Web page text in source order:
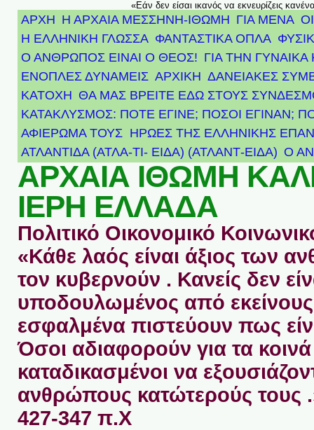
«Εάν δεν είσαι ικανός να εκνευρίζεις
ΑΡΧΗ Η ΑΡΧΑΙΑ ΜΕΣΣΗΝΗ-ΙΘΩΜΗ ΓΙΑ ΜΕΝΑ
Η ΕΛΛΗΝΙΚΗ ΓΛΩΣΣΑ ΦΑΝΤΑΣΤΙΚΑ ΟΠΛΑ
Ο ΑΝΘΡΩΠΟΣ ΕΙΝΑΙ Ο ΘΕΟΣ! ΓΙΑ ΤΗΝ ΓΥΝΑΙΚΑ
ΕΝΟΠΛΕΣ ΔΥΝΑΜΕΙΣ ΑΡΧΙΚΉ ΔΑΝΕΙΑΚΕΣ
ΚΑΤΟΧΗ ΘΑ ΜΑΣ ΒΡΕΙΤΕ ΕΔΩ ΣΤΟΥΣ
ΚΑΤΑΚΛΥΣΜΟΣ: ΠΟΤΕ ΕΓΙΝΕ; ΠΟΣΟΙ ΕΓΙΝΑΝ;
ΑΦΙΈΡΩΜΑ ΤΟΥΣ ΉΡΩΕΣ ΤΗΣ ΕΛΛΗΝΙΚΉΣ
ΑΤΛΑΝΤΊΔΑ (ΑΤΛΑ-ΤΙ- ΕΙΔΑ) (ΑΤΛΑΝΤ-ΕΙΔΑ) Ο
ΑΡΧΑΙΑ ΙΘΩΜΗ
ΙΕΡΗ ΕΛΛΑΔΑ
Πολιτικό Οικονομικό
«Κάθε λαός είναι άξιος των
τον κυβερνούν . Κανείς δεν
υποδουλωμένος από
εσφαλμένα πιστεύουν πως
Όσοι αδιαφορούν για τα κοινά
καταδικασμένοι να
ανθρώπους κατώτερούς τους
427-347 π.Χ